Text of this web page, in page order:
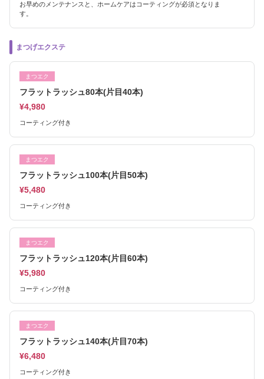
お早めのメンテナンスと、ホームケアはコーティングが必須となりま
す。
まつげエクステ
まつエク
フラットラッシュ80本(片目40本)
¥4,980
コーティング付き
まつエク
フラットラッシュ100本(片目50本)
¥5,480
コーティング付き
まつエク
フラットラッシュ120本(片目60本)
¥5,980
コーティング付き
まつエク
フラットラッシュ140本(片目70本)
¥6,480
コーティング付き